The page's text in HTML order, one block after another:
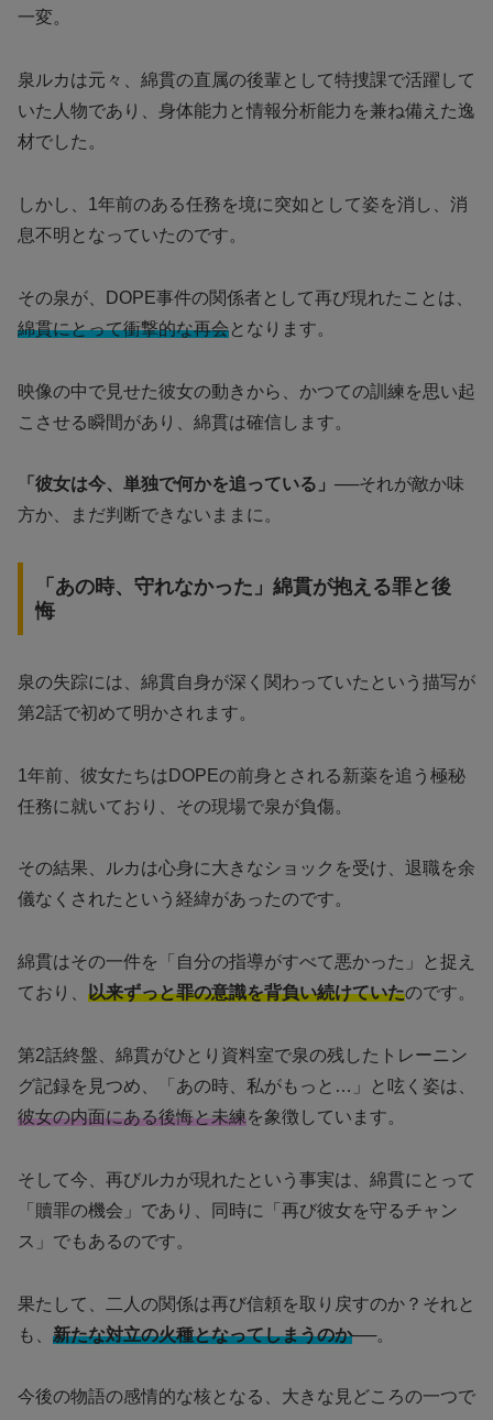
一変。
泉ルカは元々、綿貫の直属の後輩として特捜課で活躍して
いた人物であり、身体能力と情報分析能力を兼ね備えた逸
材でした。
しかし、1年前のある任務を境に突如として姿を消し、消
息不明となっていたのです。
その泉が、DOPE事件の関係者として再び現れたことは、
綿貫にとって衝撃的な再会となります。
映像の中で見せた彼女の動きから、かつての訓練を思い起
こさせる瞬間があり、綿貫は確信します。
「彼女は今、単独で何かを追っている」 ──それが敵か味
方か、まだ判断できないままに。
「あの時、守れなかった」綿貫が抱える罪と後
悔
泉の失踪には、綿貫自身が深く関わっていたという描写が
第2話で初めて明かされます。
1年前、彼女たちはDOPEの前身とされる新薬を追う極秘
任務に就いており、その現場で泉が負傷。
その結果、ルカは心身に大きなショックを受け、退職を余
儀なくされたという経緯があったのです。
綿貫はその一件を「自分の指導がすべて悪かった」と捉え
ており、 以来ずっと罪の意識を背負い続けていたのです。
第2話終盤、綿貫がひとり資料室で泉の残したトレーニン
グ記録を見つめ、「あの時、私がもっと…」と呟く姿は、
彼女の内面にある後悔と未練を象徴しています。
そして今、再びルカが現れたという事実は、綿貫にとって
「贖罪の機会」であり、同時に「再び彼女を守るチャン
ス」でもあるのです。
果たして、二人の関係は再び信頼を取り戻すのか？それと
も、 新たな対立の火種となってしまうのか──。
今後の物語の感情的な核となる、大きな見どころの一つで